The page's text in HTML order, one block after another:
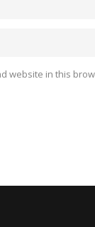
website in this